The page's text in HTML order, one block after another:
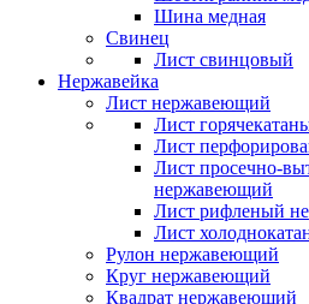
Шина медная
Свинец
Лист свинцовый
Нержавейка
Лист нержавеющий
Лист
Лист
Лист просечно-
нержавеющий
Лист рифленый
Лист
Рулон нержавеющий
Круг нержавеющий
Квадрат нержавеющий